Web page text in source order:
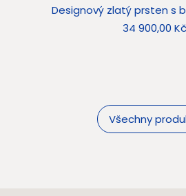
Všechny
Designový zlatý prsten s
Cena
34 900,00 Kč